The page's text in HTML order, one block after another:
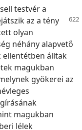
testvér a
az a tény
olyan
néhány alapvető
ellentétben álltak
magukban
gyökerei az
magukban
lélek